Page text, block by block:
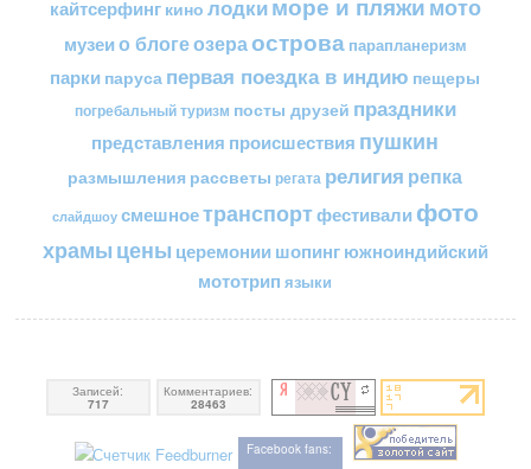
кайтсерфинг кино лодкиморе и пляжимото
музеи о блогеозераострова парапланеризм
парки паруса первая поездка в индию пещеры
погребальный туризм посты друзей праздники
представления происшествия пушкин
размышления рассветы регата религия репка
слайдшоу смешноетранспортфестивали фото
храмы цены церемонии шопингюжноиндийский
мототрип языки
Записей:
717
Комментариев:
28463
Facebook fans: